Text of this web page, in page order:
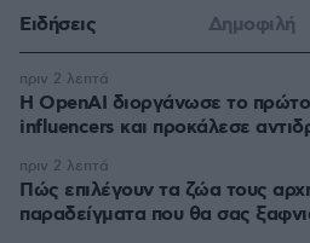
Ειδήσεις Δημοφιλή
Η OpenAI διοργάνωσε το πρώτο
influencers και προκάλεσε
πριν 2 λεπτά
Πώς επιλέγουν τα ζώα τους
παραδείγματα που θα σας
πριν 2 λεπτά